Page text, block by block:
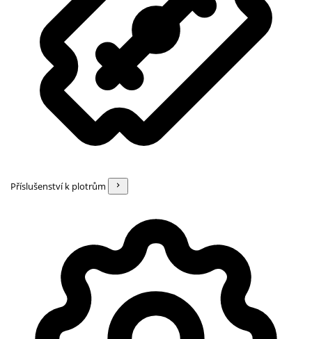
Příslušenství k plotrům